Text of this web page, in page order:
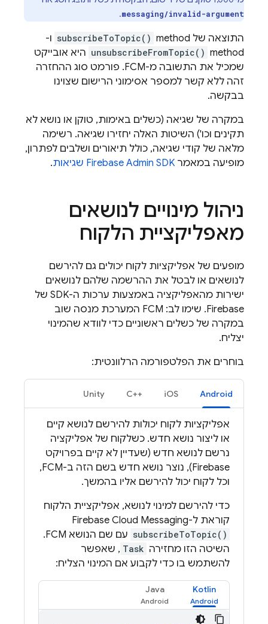
messaging/invalid-argument
.
התוצאה של method‏ subscribeToTopic() ו-
method‏
unsubscribeFromTopic() היא אובייקט
שמכיל את התשובה מ-FCM. פורמט סוג ההחזרה
זהה ללא קשר למספר אסימוני הרישום שצוינו
בבקשה.
במקרה של שגיאה (כשלים באימות, טוקן או נושא לא
תקינים וכו') השיטות האלה יחזירו שגיאה. רשימה
מלאה של קודי שגיאה, כולל תיאורים ושלבים לפתרון,
מופיעה במאמר
Firebase Admin SDK שגיאות.
ניהול מינויים לנושאים
מאפליקציית הלקוח
מופעים של אפליקציות לקוח יכולים גם להירשם
לנושאים או לבטל את ההרשמה שלהם לנושאים
ישירות מהאפליקציה באמצעות ערכות ה-SDK של
Firebase. שימו לב:
FCM המערכת מנסה שוב
במקרה של כשלים ראשוניים כדי לוודא שהמינוי
יצליח.
בוחרים את הפלטפורמה הרלוונטית:
Android
iOS
C++‎
Unity
אפליקציות לקוח יכולות להירשם לנושא קיים
או ליצור נושא חדש. כשלקוח של אפליקציה
נרשם לנושא חדש (שעדיין לא קיים בפרויקט
Firebase), נוצר נושא חדש בשם הזה ב-
FCM
,
וכל לקוח יכול להירשם אליו בהמשך.
כדי להירשם למינוי לנושא, אפליקציית הלקוח
קוראת ל-Firebase Cloud Messaging
subscribeToTopic() עם שם הנושא FCM
.
השיטה הזו מחזירה Task , שאפשר
להשתמש בו כדי לקבוע אם המינוי הצליח:
Kotlin
Java